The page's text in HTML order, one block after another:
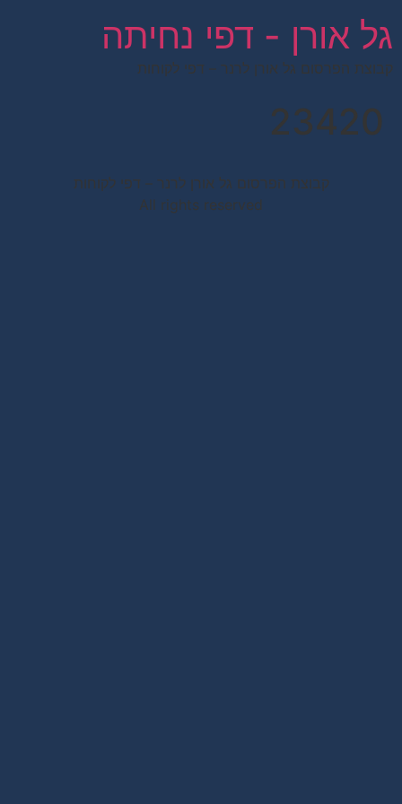
גל אורן - דפי נחיתה
קבוצת הפרסום גל אורן לרנר – דפי לקוחות
23420
קבוצת הפרסום גל אורן לרנר – דפי לקוחות
All rights reserved